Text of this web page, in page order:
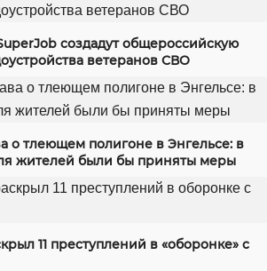
создадут общероссийскую
ветеранов СВО
о тлеющем полигоне в Энгельсе: в
жителей были бы приняты меры
11 преступлений в «оборонке» с